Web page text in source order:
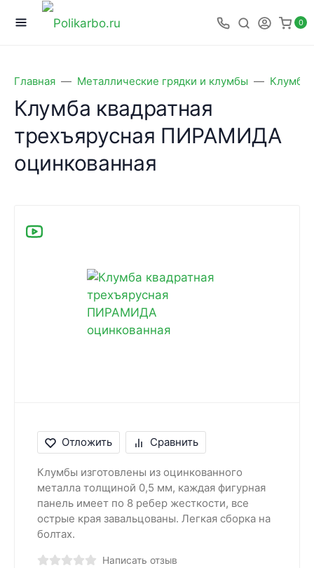
0
Главная Металлические грядки и клумбы Клумбы
Клумба квадратная
трехъярусная ПИРАМИДА
оцинкованная
Отложить Сравнить
Клумбы изготовлены из оцинкованного
металла толщиной 0,5 мм, каждая фигурная
панель имеет по 8 ребер жесткости, все
острые края завальцованы. Легкая сборка на
болтах.
Написать отзыв